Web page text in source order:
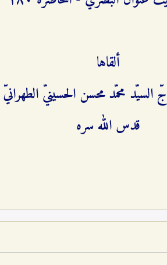
ألقاها
السيّد محمّد محسن الحسينيّ الطهرانيّ
قدس الله سره